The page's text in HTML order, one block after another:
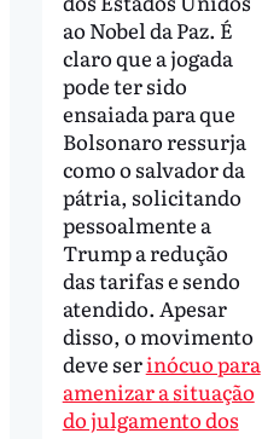
ao Nobel da Paz. É
claro que a jogada
pode ter sido
ensaiada para que
Bolsonaro ressurja
como o salvador da
pátria, solicitando
pessoalmente a
Trump a redução
das tarifas e sendo
atendido. Apesar
disso, o movimento
deve serinócuo para
amenizar a situação
do julgamento dos